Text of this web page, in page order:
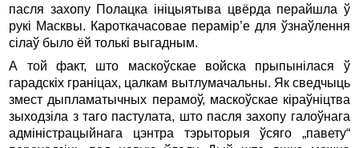
пасля захопу Полацка ініцыятыва цвёрда перайшла ў
рукі Масквы. Кароткачасовае перамір’е для ўзнаўлення
сілаў было ёй толькі выгадным.
А той факт, што маскоўскае войска прыпынілася ў
гарадскіх граніцах, цалкам вытлумачальны. Як сведчыць
змест дыпламатычных перамоў, маскоўскае кіраўніцтва
зыходзіла з таго пастулата, што пасля захопу галоўнага
адміністрацыйнага цэнтра тэрыторыя ўсяго „павету“